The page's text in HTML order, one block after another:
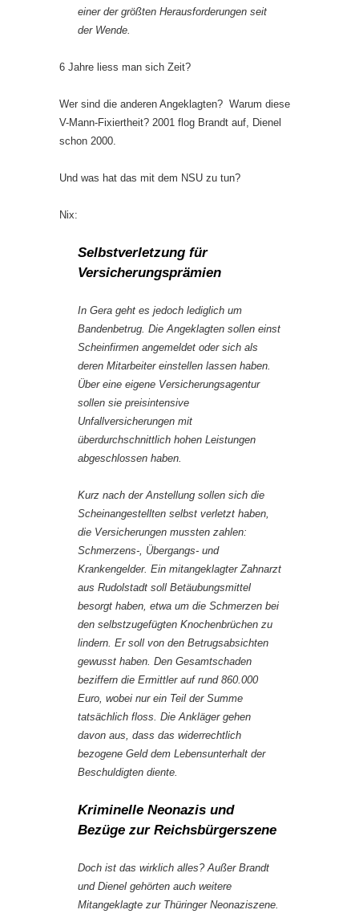
einer der größten Herausforderungen seit
der Wende.
6 Jahre liess man sich Zeit?
Wer sind die anderen Angeklagten? Warum diese
V-Mann-Fixiertheit? 2001 flog Brandt auf, Dienel
schon 2000.
Und was hat das mit dem NSU zu tun?
Nix:
Selbstverletzung für
Versicherungsprämien
In Gera geht es jedoch lediglich um
Bandenbetrug. Die Angeklagten sollen einst
Scheinfirmen angemeldet oder sich als
deren Mitarbeiter einstellen lassen haben.
Über eine eigene Versicherungsagentur
sollen sie preisintensive
Unfallversicherungen mit
überdurchschnittlich hohen Leistungen
abgeschlossen haben.
Kurz nach der Anstellung sollen sich die
Scheinangestellten selbst verletzt haben,
die Versicherungen mussten zahlen:
Schmerzens-, Übergangs- und
Krankengelder. Ein mitangeklagter Zahnarzt
aus Rudolstadt soll Betäubungsmittel
besorgt haben, etwa um die Schmerzen bei
den selbstzugefügten Knochenbrüchen zu
lindern. Er soll von den Betrugsabsichten
gewusst haben. Den Gesamtschaden
beziffern die Ermittler auf rund 860.000
Euro, wobei nur ein Teil der Summe
tatsächlich floss. Die Ankläger gehen
davon aus, dass das widerrechtlich
bezogene Geld dem Lebensunterhalt der
Beschuldigten diente.
Kriminelle Neonazis und
Bezüge zur Reichsbürgerszene
Doch ist das wirklich alles? Außer Brandt
und Dienel gehörten auch weitere
Mitangeklagte zur Thüringer Neonaziszene.